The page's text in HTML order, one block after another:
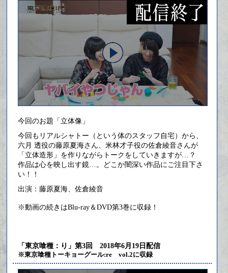
今回のお題「立体像」
今回もリアルシャトー（という体のスタッフ自宅）から、
六月 透役の藤原夏海さん、米林才子役の佐倉綾音さんが
「立体造形」を作りながらトークをしていきますが…？
作品は心を映し出す鏡…。どこか闇深い作品にご注目下さ
い！！
出演：藤原夏海、佐倉綾音
※動画の続きはBlu-ray＆DVD第3巻に収録！
「東京喰種：り」第3回 2018年6月19日配信
※東京喰種トーキョーグール:re vol.2に収録